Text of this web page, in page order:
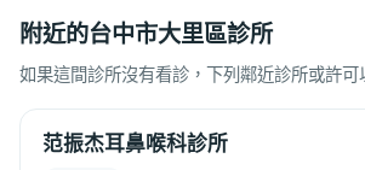
附近的台中市大里區診所
如果這間診所沒有看診，下列鄰近診所或許可
范振杰耳鼻喉科診所